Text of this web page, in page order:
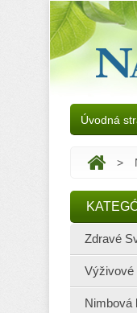
Úvodná
>
Zdravé
Výživové
Nimbová